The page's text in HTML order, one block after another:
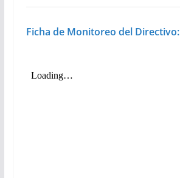
Ficha de Monitoreo del Directivo: